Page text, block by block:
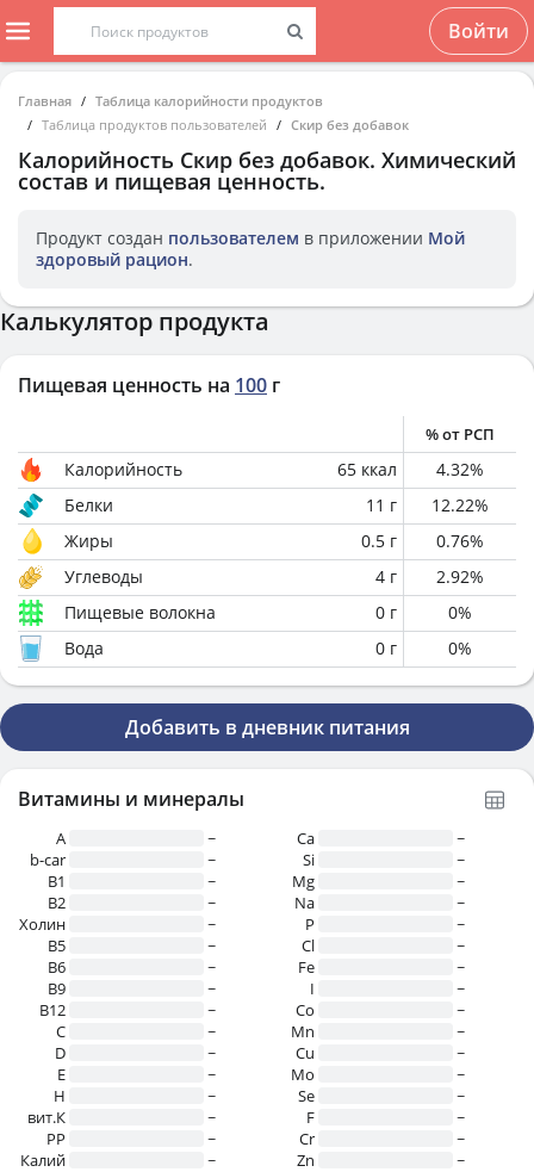
Войти
Главная
Таблица калорийности продуктов
Таблица продуктов пользователей
Скир без добавок
Калорийность Скир без добавок. Химический
состав и пищевая ценность.
Продукт создан пользователем в приложении Мой
здоровый рацион.
Калькулятор продукта
Пищевая ценность на 100 г
% от РСП
Калорийность 65 ккал 4.32%
Белки
11 г 12.22%
Жиры
0.5 г 0.76%
Углеводы
4 г 2.92%
Пищевые волокна
0 г 0%
Вода
0 г 0%
Добавить в дневник питания
Витамины и минералы
A
~
b-car
~
В1
~
B2
~
Холин
~
B5
~
B6
~
B9
~
B12
~
C
~
D
~
E
~
H
~
вит.К
~
PP
~
Калий
~
Ca
~
Si
~
Mg
~
Na
~
P
~
Cl
~
Fe
~
I
~
Co
~
Mn
~
Cu
~
Mo
~
Se
~
F
~
Cr
~
Zn
~